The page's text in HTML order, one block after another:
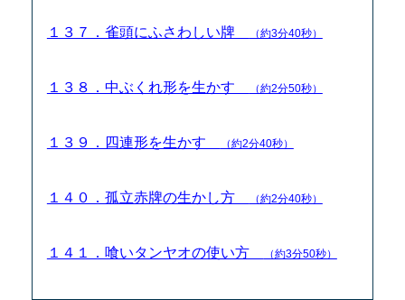
１３７．雀頭にふさわしい牌 （約3分40秒）
１３８．中ぶくれ形を生かす （約2分50秒）
１３９．四連形を生かす （約2分40秒）
１４０．孤立赤牌の生かし方 （約2分40秒）
１４１．喰いタンヤオの使い方 （約3分50秒）